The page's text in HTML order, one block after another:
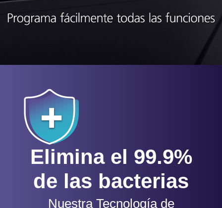
Elimina el 99.9%
de las bacterias
Nuestra Tecnología de